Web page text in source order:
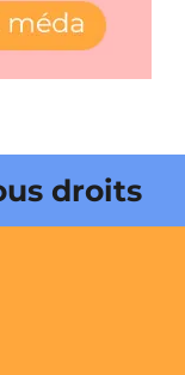
droits